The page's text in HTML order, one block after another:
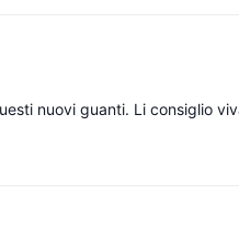
nuovi guanti. Li consiglio